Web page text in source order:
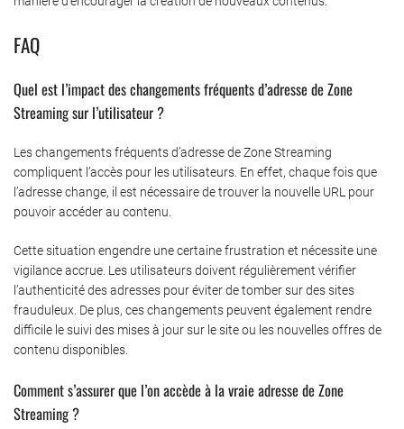
FAQ
Quel est l’impact des changements fréquents d’adresse de Zone
Streaming sur l’utilisateur ?
Les changements fréquents d’adresse de Zone Streaming
compliquent l’accès pour les utilisateurs. En effet, chaque fois que
l’adresse change, il est nécessaire de trouver la nouvelle URL pour
pouvoir accéder au contenu.
Cette situation engendre une certaine frustration et nécessite une
vigilance accrue. Les utilisateurs doivent régulièrement vérifier
l’authenticité des adresses pour éviter de tomber sur des sites
frauduleux. De plus, ces changements peuvent également rendre
difficile le suivi des mises à jour sur le site ou les nouvelles offres de
contenu disponibles.
Comment s’assurer que l’on accède à la vraie adresse de Zone
Streaming ?